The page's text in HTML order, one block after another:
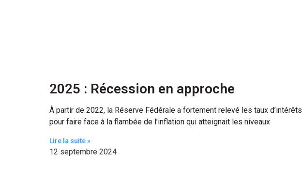
2025 : Récession en approche
À partir de 2022, la Réserve Fédérale a fortement relevé les taux d’intérêts
pour faire face à la flambée de l’inflation qui atteignait les niveaux
Lire la suite »
12 septembre 2024